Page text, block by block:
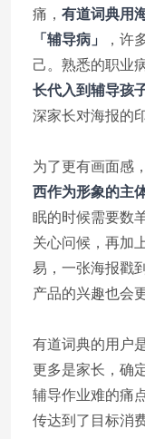
痛， 有道词典用
「辅导病」
，许
己。熟悉的职业
长代入到辅导孩
深家长对海报的
为了更有画面感，
西作为形象的主
眠的时候需要数
关心问候，再加
易，一张海报戳
产品的兴趣也会
有道词典的用户
更多是家长，确
辅导作业难的痛
传达到了目标消